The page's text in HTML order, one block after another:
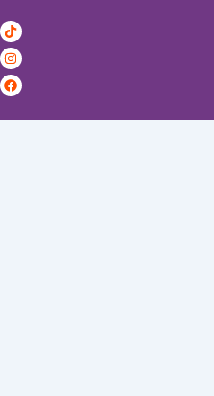
Tiktok
Instagram
Facebook